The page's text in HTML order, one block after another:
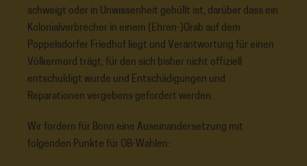
schweigt oder in Unwissenheit gehüllt ist, darüber dass ein
Kolonialverbrecher in einem (Ehren-)Grab auf dem
Poppelsdorfer Friedhof liegt und Verantwortung für einen
Völkermord trägt, für den sich bisher nicht offiziell
entschuldigt wurde und Entschädigungen und
Reparationen vergebens gefordert werden.
Wir fordern für Bonn eine Auseinandersetzung mit
folgenden Punkte für OB-Wahlen: